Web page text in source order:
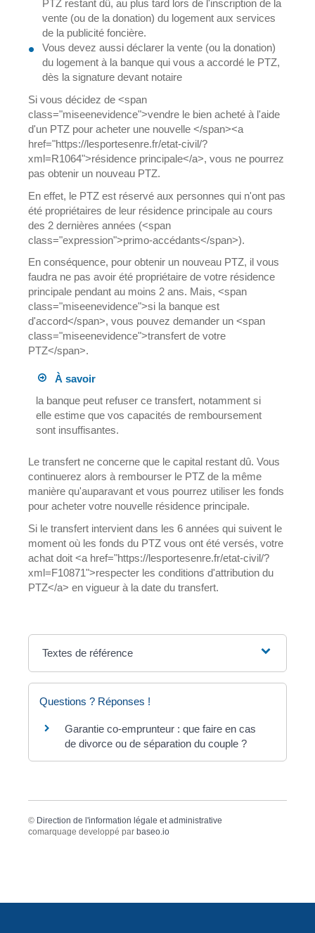
PTZ restant dû, au plus tard lors de l'inscription de la
vente (ou de la donation) du logement aux services
de la publicité foncière.
Vous devez aussi déclarer la vente (ou la donation)
du logement à la banque qui vous a accordé le PTZ,
dès la signature devant notaire
Si vous décidez de <span
class="miseenevidence">vendre le bien acheté à l'aide
d'un PTZ pour acheter une nouvelle </span><a
href="https://lesportesenre.fr/etat-civil/?
xml=R1064">résidence principale</a>, vous ne pourrez
pas obtenir un nouveau PTZ.
En effet, le PTZ est réservé aux personnes qui n'ont pas
été propriétaires de leur résidence principale au cours
des 2 dernières années (<span
class="expression">primo-accédants</span>).
En conséquence, pour obtenir un nouveau PTZ, il vous
faudra ne pas avoir été propriétaire de votre résidence
principale pendant au moins 2 ans. Mais, <span
class="miseenevidence">si la banque est
d'accord</span>, vous pouvez demander un <span
class="miseenevidence">transfert de votre
PTZ</span>.
À savoir
la banque peut refuser ce transfert, notamment si
elle estime que vos capacités de remboursement
sont insuffisantes.
Le transfert ne concerne que le capital restant dû. Vous
continuerez alors à rembourser le PTZ de la même
manière qu'auparavant et vous pourrez utiliser les fonds
pour acheter votre nouvelle résidence principale.
Si le transfert intervient dans les 6 années qui suivent le
moment où les fonds du PTZ vous ont été versés, votre
achat doit <a href="https://lesportesenre.fr/etat-civil/?
xml=F10871">respecter les conditions d'attribution du
PTZ</a> en vigueur à la date du transfert.
Textes de référence
Questions ? Réponses !
Garantie co-emprunteur : que faire en cas
de divorce ou de séparation du couple ?
© Direction de l'information légale et administrative
comarquage developpé par baseo.io